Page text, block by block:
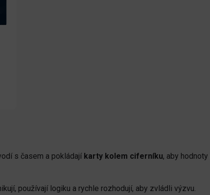
s časem a pokládají karty kolem ciferníku, aby hodnoty
používají logiku a rychle rozhodují, aby zvládli výzvu.